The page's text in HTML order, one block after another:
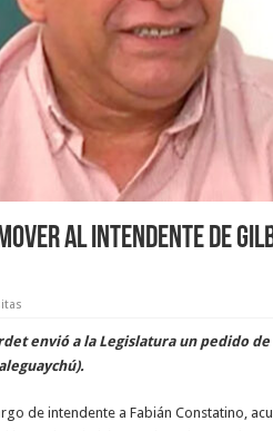
al intendente de
envió a la Legislatura un pedido
de intendente a Fabián Constatino,